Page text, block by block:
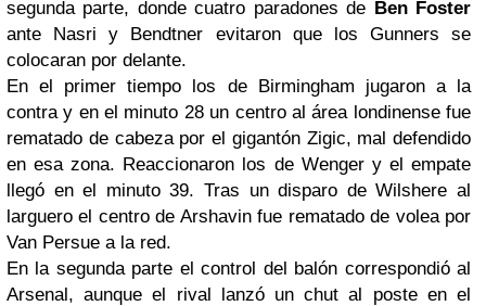
segunda parte, donde cuatro paradones de Ben Foster
ante Nasri y Bendtner evitaron que los Gunners se
colocaran por delante.
En el primer tiempo los de Birmingham jugaron a la
contra y en el minuto 28 un centro al área londinense fue
rematado de cabeza por el gigantón Zigic, mal defendido
en esa zona. Reaccionaron los de Wenger y el empate
llegó en el minuto 39. Tras un disparo de Wilshere al
larguero el centro de Arshavin fue rematado de volea por
Van Persue a la red.
En la segunda parte el control del balón correspondió al
Arsenal, aunque el rival lanzó un chut al poste en el